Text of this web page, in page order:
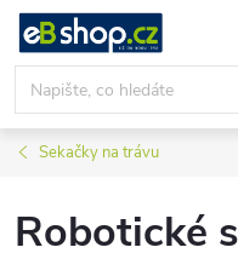
Přejít
obsah
Sekačky na trávu
Robotické